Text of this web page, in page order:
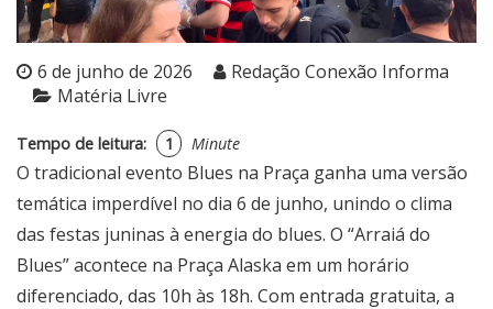
6 de junho de 2026
Redação Conexão Informa
Matéria Livre
Tempo de leitura: 1 Minute
O tradicional evento Blues na Praça ganha uma versão
temática imperdível no dia 6 de junho, unindo o clima
das festas juninas à energia do blues. O “Arraiá do
Blues” acontece na Praça Alaska em um horário
diferenciado, das 10h às 18h. Com entrada gratuita, a